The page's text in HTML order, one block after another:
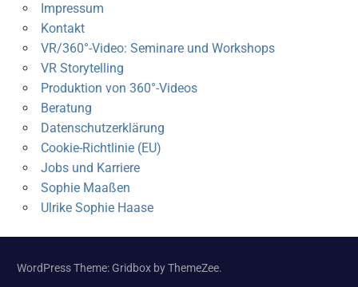
Impressum
Kontakt
VR/360°-Video: Seminare und Workshops
VR Storytelling
Produktion von 360°-Videos
Beratung
Datenschutzerklärung
Cookie-Richtlinie (EU)
Jobs und Karriere
Sophie Maaßen
Ulrike Sophie Haase
WordPress Theme: Gridbox by ThemeZee.